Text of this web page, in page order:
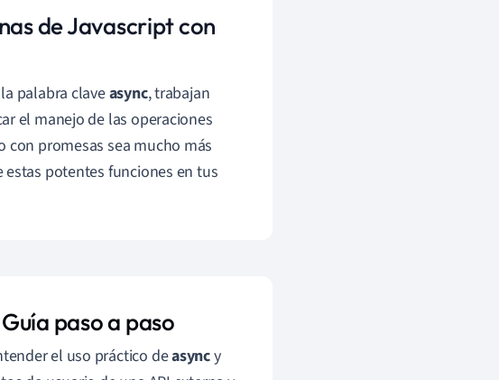
de Javascript con
palabra claveasync, trabajan
el manejo de las operaciones
con promesas sea mucho más
potentes funciones en tus
paso a paso
el uso práctico deasyncy